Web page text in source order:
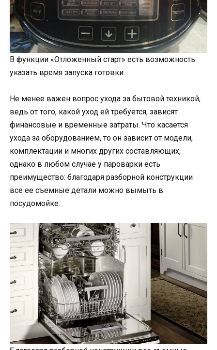
В функции «Отложенный старт» есть возможность
указать время запуска готовки.
Не менее важен вопрос ухода за бытовой техникой,
ведь от того, какой уход ей требуется, зависят
финансовые и временные затраты. Что касается
ухода за оборудованием, то он зависит от модели,
комплектации и многих других составляющих,
однако в любом случае у пароварки есть
преимущество: благодаря разборной конструкции
все ее съемные детали можно вымыть в
посудомойке.